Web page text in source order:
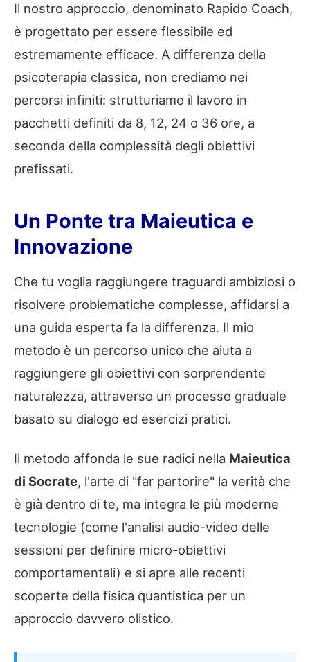
Il nostro approccio, denominato Rapido Coach,
è progettato per essere flessibile ed
estremamente efficace. A differenza della
psicoterapia classica, non crediamo nei
percorsi infiniti: strutturiamo il lavoro in
pacchetti definiti da 8, 12, 24 o 36 ore, a
seconda della complessità degli obiettivi
prefissati.
Un Ponte tra Maieutica e
Innovazione
Che tu voglia raggiungere traguardi ambiziosi o
risolvere problematiche complesse, affidarsi a
una guida esperta fa la differenza. Il mio
metodo è un percorso unico che aiuta a
raggiungere gli obiettivi con sorprendente
naturalezza, attraverso un processo graduale
basato su dialogo ed esercizi pratici.
Il metodo affonda le sue radici nella Maieutica
di Socrate, l'arte di "far partorire" la verità che
è già dentro di te, ma integra le più moderne
tecnologie (come l'analisi audio-video delle
sessioni per definire micro-obiettivi
comportamentali) e si apre alle recenti
scoperte della fisica quantistica per un
approccio davvero olistico.